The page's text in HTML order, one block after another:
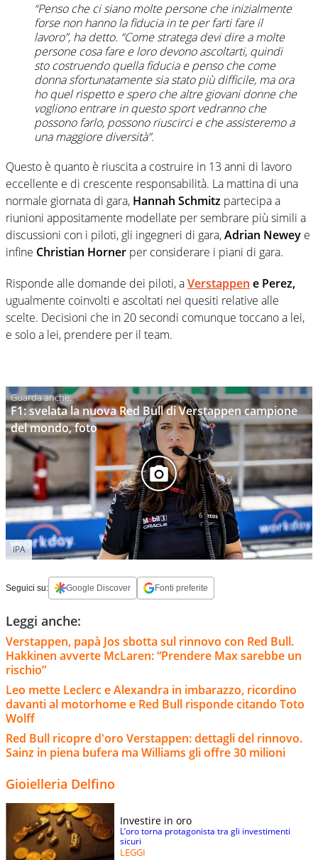
“Penso che ci siano molte persone che inizialmente
forse non hanno la fiducia in te per farti fare il
lavoro”, ha detto. “Come stratega devi dire a molte
persone cosa fare e loro devono ascoltarti, quindi
sto costruendo quella fiducia e penso che come
donna sfortunatamente sia stato più difficile, ma ora
ho quel rispetto e spero che altre giovani donne che
vogliono entrare in questo sport vedranno che
possono farlo, possono riuscirci e che assisteremo a
una maggiore diversità”.
Questo è quanto è riuscita a costruire in 13 anni di lavoro
eccellente e di crescente responsabilità. La mattina di una
normale giornata di gara, Hannah Schmitz partecipa a
riunioni appositamente modellate per sembrare più simili a
discussioni con i piloti, gli ingegneri di gara,Adrian Newey e
infine Christian Horner per considerare i piani di gara.
Risponde alle domande dei piloti, aVerstappen e Perez,
ugualmente coinvolti e ascoltati nei quesiti relative alle
scelte. Decisioni che in 20 secondi comunque toccano a lei,
e solo a lei, prendere per il team.
F1: svelata la nuova Red Bull di Verstappen campione
del mondo, foto
IPA
Seguici su: Google Discover Fonti preferite
Leggi anche:
Verstappen, papà Jos sbotta sul rinnovo con Red Bull.
Hakkinen avverte McLaren: “Prendere Max sarebbe un
rischio”
Leo mette Leclerc e Alexandra in imbarazzo, ricordino
davanti al motorhome e Red Bull risponde citando Toto
Wolff
Red Bull ricopre d'oro Verstappen: dettagli del rinnovo.
Sainz in piena bufera ma Williams gli offre 30 milioni
Gioielleria Delfino
Investire in oro
L’oro torna protagonista tra gli investimenti
sicuri
LEGGI